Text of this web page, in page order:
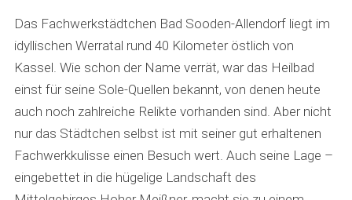
Das Fachwerkstädtchen Bad Sooden-Allendorf liegt im
idyllischen Werratal rund 40 Kilometer östlich von
Kassel. Wie schon der Name verrät, war das Heilbad
einst für seine Sole-Quellen bekannt, von denen heute
auch noch zahlreiche Relikte vorhanden sind. Aber nicht
nur das Städtchen selbst ist mit seiner gut erhaltenen
Fachwerkkulisse einen Besuch wert. Auch seine Lage –
eingebettet in die hügelige Landschaft des